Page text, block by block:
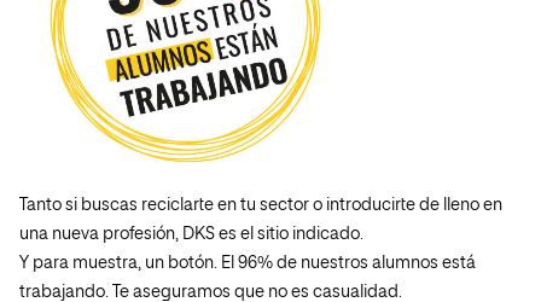
Tanto si buscas reciclarte en tu sector o introducirte de lleno en
una nueva profesión, DKS es el sitio indicado.
Y para muestra, un botón. El 96% de nuestros alumnos está
trabajando. Te aseguramos que no es casualidad.